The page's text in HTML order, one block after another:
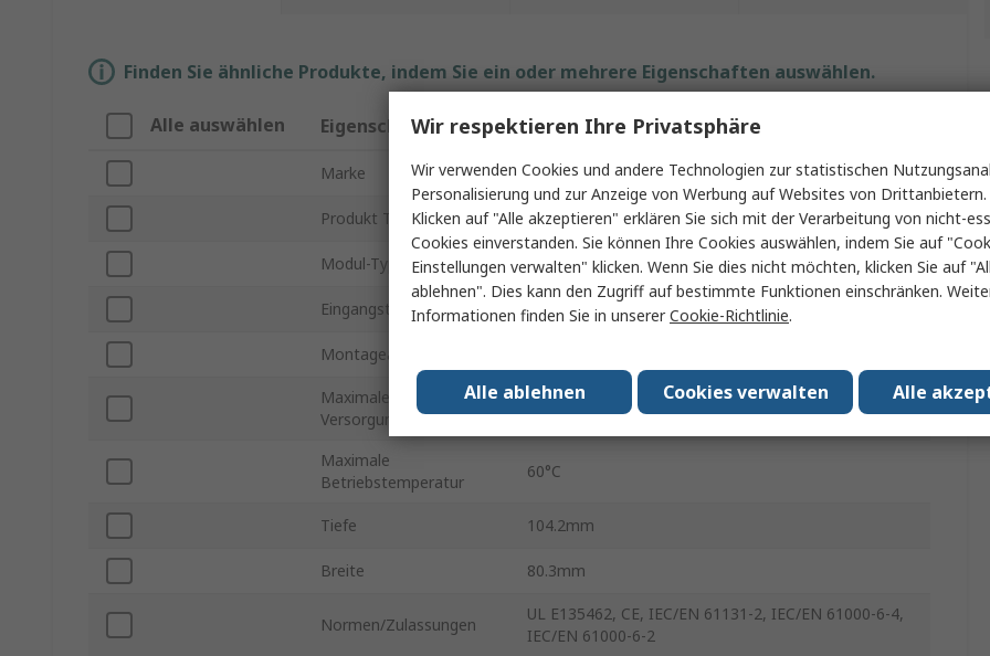
Finden Sie ähnliche Produkte, indem Sie ein oder mehrere Eigenschaften auswählen.
Alle auswählen Eigenschaft Wert
Marke Eaton
Produkt Typ Analoges Ausgangsmodul
Modul-Type Analoges E/A-Modul
Eingangstyp Analog
Montageart
Maximale
Versorgungsspannung
Maximale
Betriebstemperatur
60°C
Tiefe 104.2mm
Breite 80.3mm
Normen/Zulassungen
UL E135462, CE, IEC/EN 61131-2, IEC/EN 61000-6-4,
IEC/EN 61000-6-2
Wir respektieren Ihre Privatsphäre
Wir verwenden Cookies und andere Technologien zur statistischen
Personalisierung und zur Anzeige von Werbung auf Websites von
Klicken auf "Alle akzeptieren" erklären Sie sich mit der Verarbeitung von nicht-
Cookies einverstanden. Sie können Ihre Cookies auswählen, indem Sie auf
Einstellungen verwalten" klicken. Wenn Sie dies nicht möchten, klicken Sie auf
ablehnen". Dies kann den Zugriff auf bestimmte Funktionen einschränken.
Informationen finden Sie in unsererCookie-Richtlinie.
Alle
Cookies verwalten
Alle ablehnen